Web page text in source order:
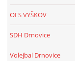
OFS VYŠKOV
SDH Drnovice
Volejbal Drnovice